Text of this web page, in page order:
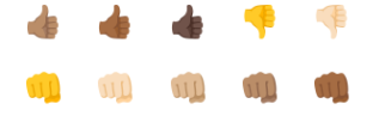
👍🏽 👍🏾 👍🏿 👎 👎🏻
👊 👊🏻 👊🏼 👊🏽 👊🏾